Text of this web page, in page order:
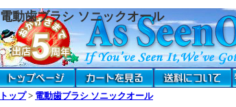
電動歯ブラシ ソニックオール
トップ> 電動歯ブラシ ソニックオール